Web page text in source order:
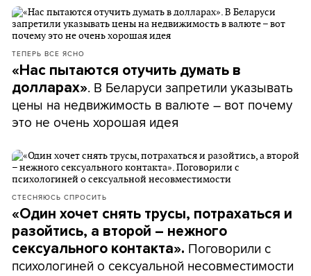
ТЕПЕРЬ ВСЕ ЯСНО
«Нас пытаются отучить думать в
долларах». В Беларуси запретили указывать
цены на недвижимость в валюте – вот почему
это не очень хорошая идея
СТЕСНЯЮСЬ СПРОСИТЬ
«Один хочет снять трусы, потрахаться и
разойтись, а второй – нежного
сексуального контакта». Поговорили с
психологиней о сексуальной несовместимости